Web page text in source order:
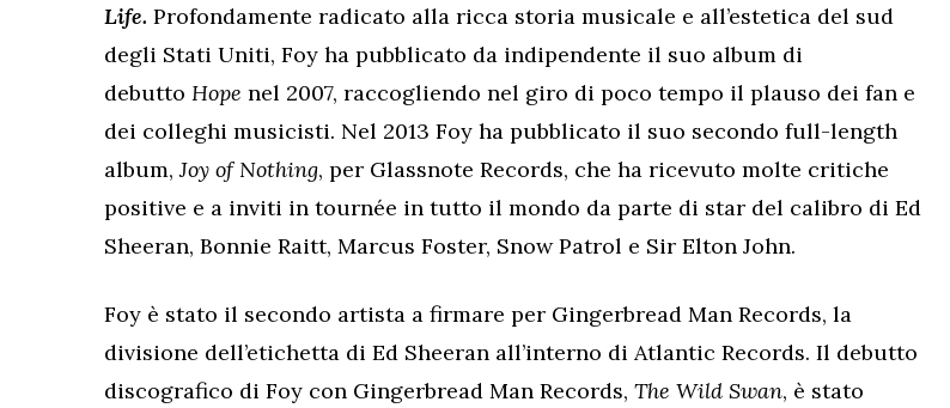
Life. Profondamente radicato alla ricca storia musicale e all’estetica del sud
degli Stati Uniti, Foy ha pubblicato da indipendente il suo album di
debutto Hope nel 2007, raccogliendo nel giro di poco tempo il plauso dei fan e
dei colleghi musicisti. Nel 2013 Foy ha pubblicato il suo secondo full-length
album,Joy of Nothing, per Glassnote Records, che ha ricevuto molte critiche
positive e a inviti in tournée in tutto il mondo da parte di star del calibro di Ed
Sheeran, Bonnie Raitt, Marcus Foster, Snow Patrol e Sir Elton John.
Foy è stato il secondo artista a firmare per Gingerbread Man Records, la
divisione dell’etichetta di Ed Sheeran all’interno di Atlantic Records. Il debutto
discografico di Foy con Gingerbread Man Records, The Wild Swan, è stato